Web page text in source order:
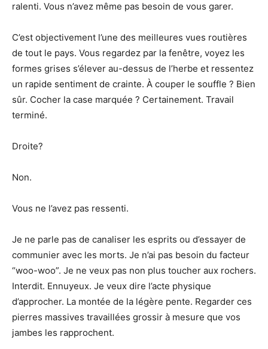
ralenti. Vous n’avez même pas besoin de vous garer.
C’est objectivement l’une des meilleures vues routières
de tout le pays. Vous regardez par la fenêtre, voyez les
formes grises s’élever au-dessus de l’herbe et ressentez
un rapide sentiment de crainte. À couper le souffle ? Bien
sûr. Cocher la case marquée ? Certainement. Travail
terminé.
Droite?
Non.
Vous ne l’avez pas ressenti.
Je ne parle pas de canaliser les esprits ou d’essayer de
communier avec les morts. Je n’ai pas besoin du facteur
“woo-woo”. Je ne veux pas non plus toucher aux rochers.
Interdit. Ennuyeux. Je veux dire l’acte physique
d’approcher. La montée de la légère pente. Regarder ces
pierres massives travaillées grossir à mesure que vos
jambes les rapprochent.